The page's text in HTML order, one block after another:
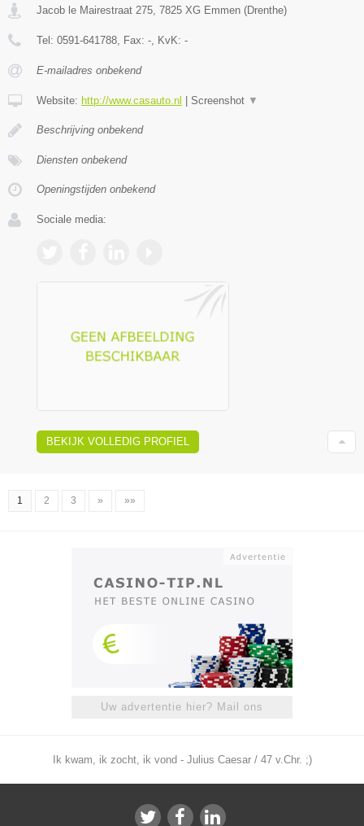
Jacob le Mairestraat 275 7825 XG Emmen (Drenthe)
Tel: 0591-641788 , Fax: - , KvK: -
E-mailadres onbekend
Website: http://www.casauto.nl Screenshot ▼
Beschrijving onbekend
Diensten onbekend
Openingstijden onbekend
Sociale media:
BEKIJK VOLLEDIG PROFIEL
1 2 3 » »»
Uw advertentie hier? Mail ons
Ik kwam, ik zocht, ik vond - Julius Caesar / 47 v.Chr. ;)